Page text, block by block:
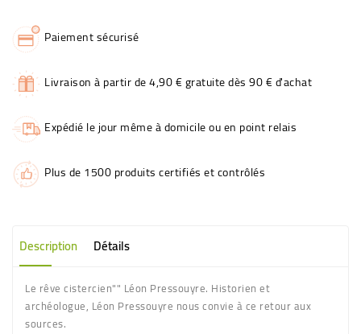
Paiement sécurisé
Livraison à partir de 4,90 € gratuite dès 90 € d'achat
Expédié le jour même à domicile ou en point relais
Plus de 1500 produits certifiés et contrôlés
Description Détails
Le rêve cistercien"" Léon Pressouyre. Historien et
archéologue, Léon Pressouyre nous convie à ce retour aux
sources.